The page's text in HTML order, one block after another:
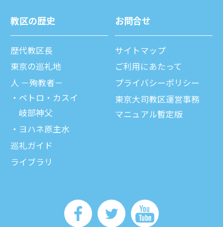
教区の歴史
歴代教区⻑
東京の巡礼地
⼈ －殉教者－
ペトロ・カスイ
岐部神父
ヨハネ原主水
巡礼ガイド
ライブラリ
お問合せ
サイトマップ
ご利⽤にあたって
プライバシーポリシー
東京大司教区運営事務
マニュアル暫定版